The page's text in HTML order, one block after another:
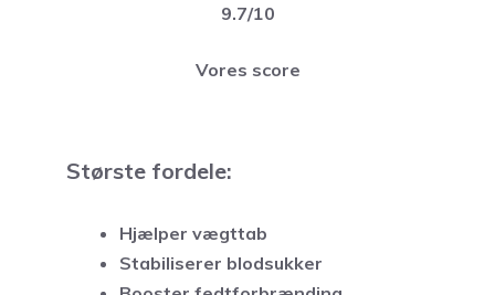
9.7/10
Vores score
Største fordele:
Hjælper vægttab
Stabiliserer blodsukker